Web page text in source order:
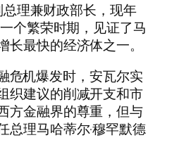
理兼财政部长，现年
个繁荣时期，见证了马
最快的经济体之一。
危机爆发时，安瓦尔实
织建议的削减开支和市
方金融界的尊重，但与
总理马哈蒂尔·穆罕默德